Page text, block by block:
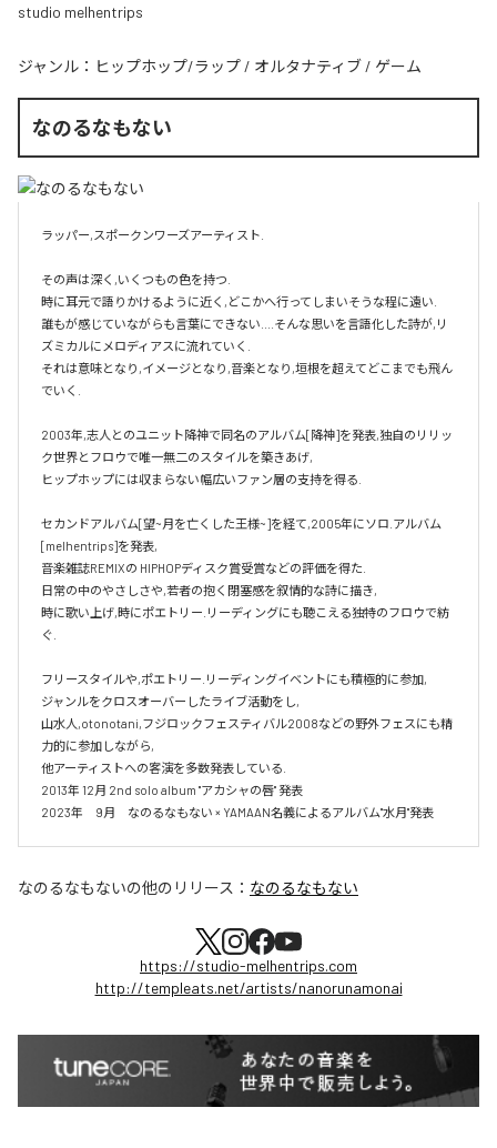
studio melhentrips
ジャンル： ヒップホップ/ラップ / オルタナティブ / ゲーム
なのるなもない
ラッパー,スポークンワーズアーティスト.
その声は深く,いくつもの色を持つ.
時に耳元で語りかけるように近く,どこかへ行ってしまいそうな程に遠い.
誰もが感じていながらも言葉にできない....そんな思いを言語化した詩が,リ
ズミカルにメロディアスに流れていく.
それは意味となり,イメージとなり,音楽となり,垣根を超えてどこまでも飛ん
でいく.
2003年,志人とのユニット降神で同名のアルバム[降神]を発表,独自のリリッ
ク世界とフロウで唯一無二のスタイルを築きあげ,
ヒップホップには収まらない幅広いファン層の支持を得る.
セカンドアルバム[望~月を亡くした王様~]を経て,2005年にソロ.アルバム
[melhentrips]を発表,
音楽雑誌REMIXの HIPHOPディスク賞受賞などの評価を得た.
日常の中のやさしさや,若者の抱く閉塞感を叙情的な詩に描き,
時に歌い上げ,時にポエトリー.リーディングにも聴こえる独特のフロウで紡
ぐ.
フリースタイルや,ポエトリー.リーディングイベントにも積極的に参加,
ジャンルをクロスオーバーしたライブ活動をし,
山水人,otonotani,フジロックフェスティバル2008などの野外フェスにも精
力的に参加しながら,
他アーティストへの客演を多数発表している.
2013年 12月 2nd solo album "アカシャの唇" 発表
2023年　9月　なのるなもない × YAMAAN名義によるアルバム"水月"発表
なのるなもないの他のリリース： なのるなもない
https://studio-melhentrips.com
http://templeats.net/artists/nanorunamonai